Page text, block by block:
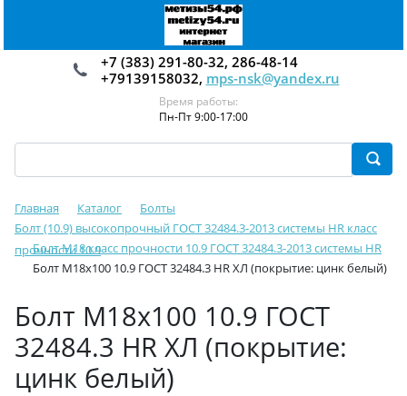
+7 (383) 291-80-32, 286-48-14
+79139158032, mps-nsk@yandex.ru
Время работы:
Пн-Пт 9:00-17:00
Главная Каталог
Болты
Болт (10.9) высокопрочный ГОСТ 32484.3-2013 системы HR класс
прочности 10.9
Болт М18 класс прочности 10.9 ГОСТ 32484.3-2013 системы HR
Болт М18х100 10.9 ГОСТ 32484.3 HR ХЛ (покрытие: цинк белый)
Болт М18х100 10.9 ГОСТ
32484.3 HR ХЛ (покрытие:
цинк белый)